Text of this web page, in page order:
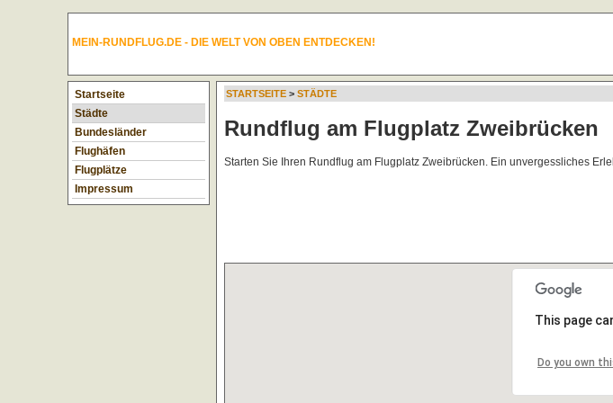
MEIN-RUNDFLUG.DE - DIE WELT VON OBEN ENTDECKEN!
Startseite
Städte
Bundesländer
Flughäfen
Flugplätze
Impressum
STARTSEITE > STÄDTE
Rundflug am Flugplatz Zweibrücken
Starten Sie Ihren Rundflug am Flugplatz Zweibrücken. Ein unvergessliches
This page
Do you own